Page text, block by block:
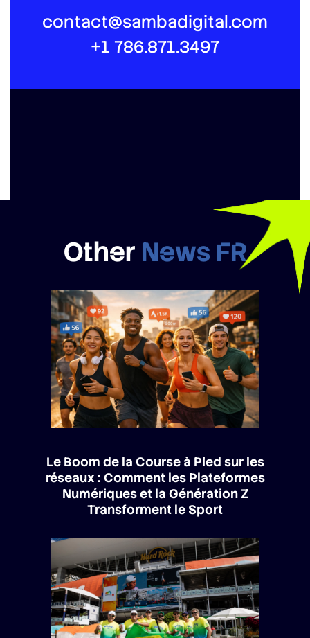
contact@sambadigital.com
+1 786.871.3497
Other News FR
Le Boom de la Course à Pied sur les
réseaux : Comment les Plateformes
Numériques et la Génération Z
Transforment le Sport